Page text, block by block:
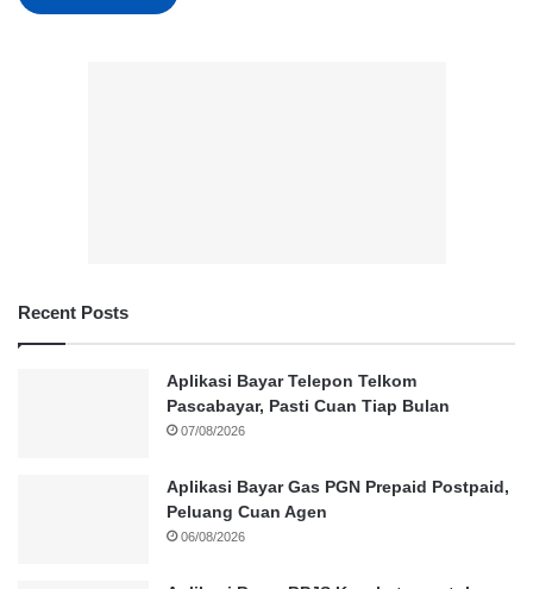
Recent Posts
Aplikasi Bayar Telepon Telkom
Pascabayar, Pasti Cuan Tiap Bulan
07/08/2026
Aplikasi Bayar Gas PGN Prepaid Postpaid,
Peluang Cuan Agen
06/08/2026